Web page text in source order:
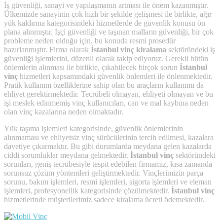
İş güvenliği, sanayi ve yapılaşmanın artması ile önem kazanmıştır.
Ülkemizde sanayinin çok hızlı bir şekilde gelişmesi ile birlikte, ağır
yük kaldırma kategorisindeki hizmetlerde de güvenlik konusu ön
plana alınmıştır. İşçi güvenliği ve taşınan malların güvenliği, bir çok
probleme neden olduğu için, bu konuda resmi prosedür
hazırlanmıştır. Firma olarak İstanbul vinç kiralama sektöründeki iş
güvenliği işlemlerini, düzenli olarak takip ediyoruz. Gerekli bütün
önlemlerin alınması ile birlikte, çıkabilecek birçok sorun İstanbul
vinç hizmetleri kapsamındaki güvenlik önlemleri ile önlenmektedir.
Pratik kullanım özelliklerine sahip olan bu araçların kullanımı da
ehliyet gerektirmektedir. Tecrübeli olmayan, ehliyeti olmayan ve bu
işi meslek edinmemiş vinç kullanıcıları, can ve mal kaybına neden
olan vinç kazalarına neden olmaktadır.
Yük taşıma işlemleri kategorisinde, güvenlik önlemlerinin
alınmaması ve ehliyetsiz vinç sürücülerinin tercih edilmesi, kazalara
davetiye çıkarmaktır. Bu gibi durumlarda meydana gelen kazalarda
ciddi sorumluklar meydana gelmektedir. İstanbul vinç sektöründeki
sorunları, geniş tecrübesiyle tespit edebilen firmamız, kısa zamanda
sorunsuz çözüm yöntemleri geliştirmektedir. Vinçlerimizin parça
sorunu, bakım işlemleri, resmi işlemleri, sigorta işlemleri ve eleman
işlemleri, profesyonellik kategorisinde çözülmektedir. İstanbul vinç
hizmetlerinde müşterilerimiz sadece kiralama ücreti ödemektedir.